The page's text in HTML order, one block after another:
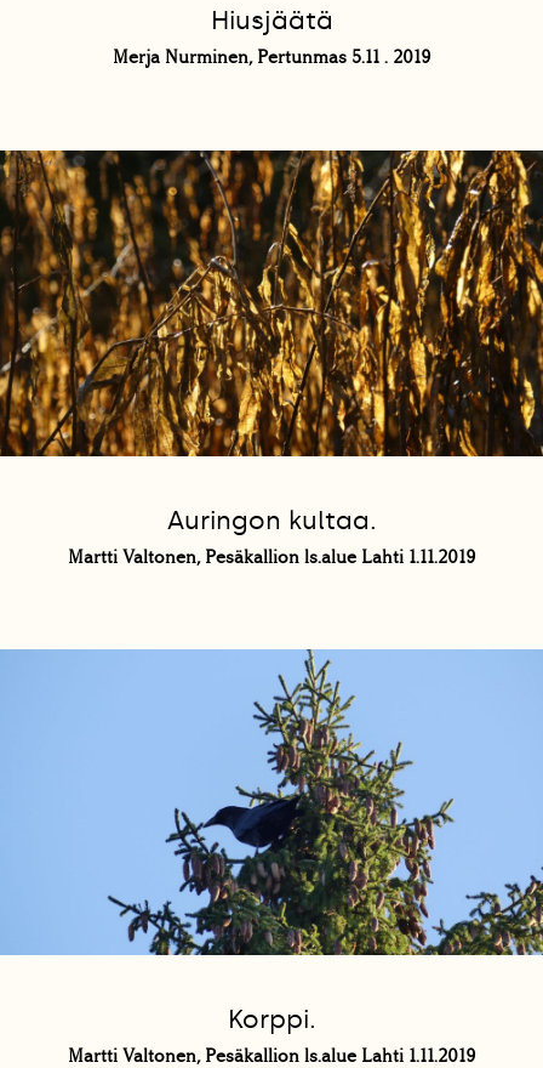
Hiusjäätä
Merja Nurminen, Pertunmas 5.11 . 2019
Auringon kultaa.
Martti Valtonen, Pesäkallion ls.alue Lahti 1.11.2019
Korppi.
Martti Valtonen, Pesäkallion ls.alue Lahti 1.11.2019